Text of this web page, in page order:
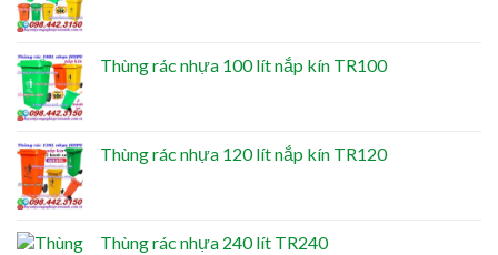
Thùng rác nhựa 100 lít nắp kín TR100
Thùng rác nhựa 120 lít nắp kín TR120
Thùng rác nhựa 240 lít TR240